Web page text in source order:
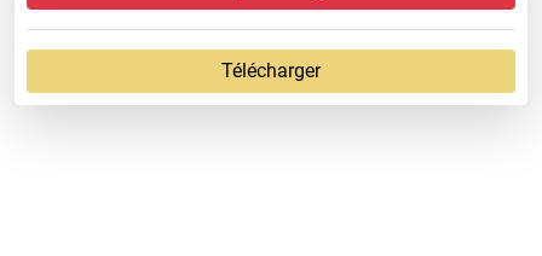
Télécharger